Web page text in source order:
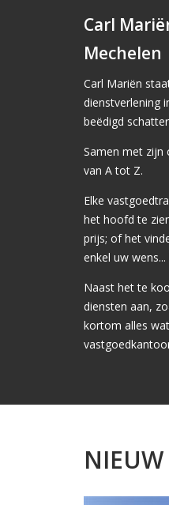
Carl
Mechelen
Carl Mariën
dienstverlening
beëdigd
Samen met zijn
van A tot Z.
Elke
het hoofd te
prijs; of het
enkel uw
Naast het te
diensten aan,
kortom alles